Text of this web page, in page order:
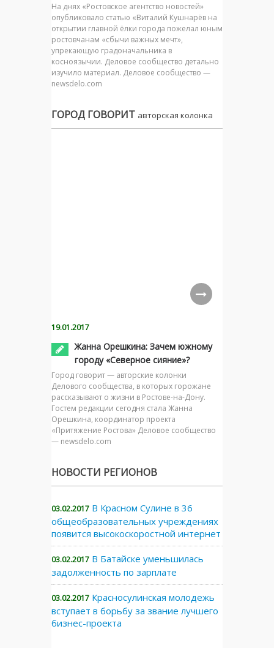
На днях «Ростовское агентство новостей»
опубликовало статью «Виталий Кушнарёв на
открытии главной ёлки города пожелал юным
ростовчанам «сбычи важных мечт»,
упрекающую градоначальника в
косноязычии. Деловое сообщество детально
изучило материал. Деловое сообщество —
newsdelo.com
ГОРОД ГОВОРИТ авторская колонка
19.01.2017
Жанна Орешкина: Зачем южному
городу «Северное сияние»?
Город говорит — авторские колонки
Делового сообщества, в которых горожане
рассказывают о жизни в Ростове-на-Дону.
Гостем редакции сегодня стала Жанна
Орешкина, координатор проекта
«Притяжение Ростова» Деловое сообщество
— newsdelo.com
НОВОСТИ РЕГИОНОВ
03.02.2017 В Красном Сулине в 36
общеобразовательных учреждениях
появится высокоскоростной интернет
03.02.2017 В Батайске уменьшилась
задолженность по зарплате
03.02.2017 Красносулинская молодежь
вступает в борьбу за звание лучшего
бизнес-проекта